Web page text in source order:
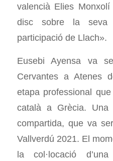
valencià Elies
disc sobre la
participació de Llach».
Eusebi Ayensa va
Cervantes a Atenes
etapa professional
català a Grècia.
compartida, que va
Vallverdú 2021. El
la col·locació